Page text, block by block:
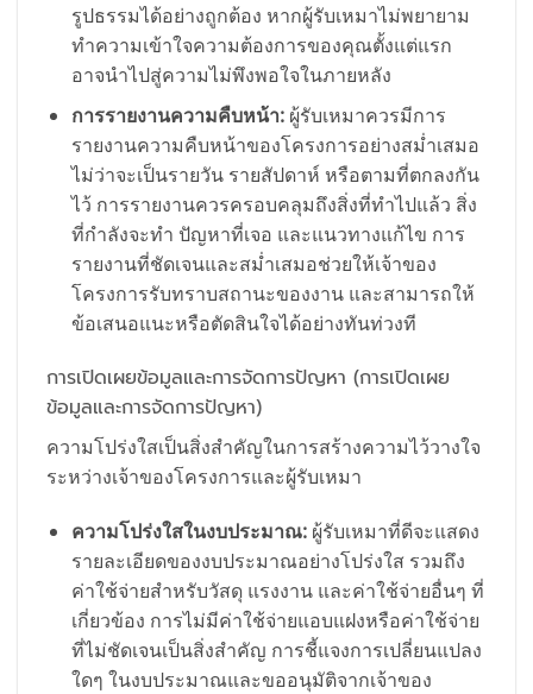
รูปธรรมได้อย่างถูกต้อง หากผู้รับเหมาไม่พยายาม
ทำความเข้าใจความต้องการของคุณตั้งแต่แรก
อาจนำไปสู่ความไม่พึงพอใจในภายหลัง
การรายงานความคืบหน้า:ผู้รับเหมาควรมีการ
รายงานความคืบหน้าของโครงการอย่างสม่ำเสมอ
ไม่ว่าจะเป็นรายวัน รายสัปดาห์ หรือตามที่ตกลงกัน
ไว้ การรายงานควรครอบคลุมถึงสิ่งที่ทำไปแล้ว สิ่ง
ที่กำลังจะทำ ปัญหาที่เจอ และแนวทางแก้ไข การ
รายงานที่ชัดเจนและสม่ำเสมอช่วยให้เจ้าของ
โครงการรับทราบสถานะของงาน และสามารถให้
ข้อเสนอแนะหรือตัดสินใจได้อย่างทันท่วงที
การเปิดเผยข้อมูลและการจัดการปัญหา (การเปิดเผย
ข้อมูลและการจัดการปัญหา)
ความโปร่งใสเป็นสิ่งสำคัญในการสร้างความไว้วางใจ
ระหว่างเจ้าของโครงการและผู้รับเหมา
ความโปร่งใสในงบประมาณ:ผู้รับเหมาที่ดีจะแสดง
รายละเอียดของงบประมาณอย่างโปร่งใส รวมถึง
ค่าใช้จ่ายสำหรับวัสดุ แรงงาน และค่าใช้จ่ายอื่นๆ ที่
เกี่ยวข้อง การไม่มีค่าใช้จ่ายแอบแฝงหรือค่าใช้จ่าย
ที่ไม่ชัดเจนเป็นสิ่งสำคัญ การชี้แจงการเปลี่ยนแปลง
ใดๆ ในงบประมาณและขออนุมัติจากเจ้าของ